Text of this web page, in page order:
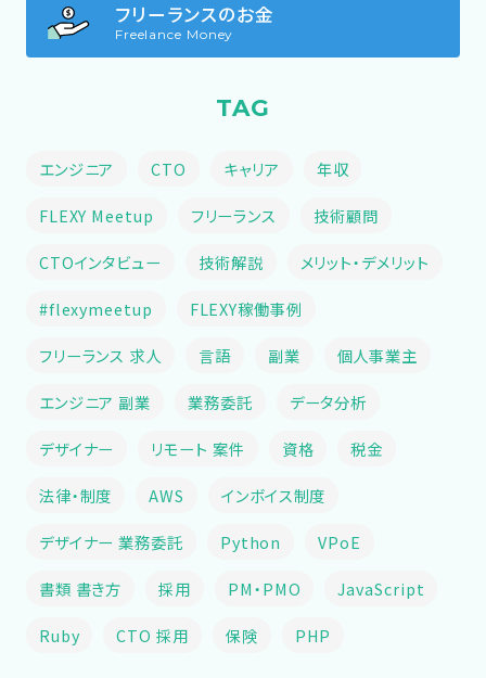
フリーランスのお金
Freelance Money
TAG
エンジニア CTO キャリア 年収
FLEXY Meetup フリーランス 技術顧問
CTOインタビュー 技術解説 メリット・デメリット
#flexymeetup FLEXY稼働事例
フリーランス 求人 言語 副業 個人事業主
エンジニア 副業 業務委託 データ分析
デザイナー リモート 案件 資格 税金
法律・制度 AWS インボイス制度
デザイナー 業務委託 Python VPoE
書類 書き方 採用 PM・PMO JavaScript
Ruby CTO 採用 保険 PHP